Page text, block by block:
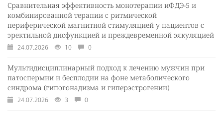
Сравнительная эффективность монотерапии иФДЭ-5 и
комбинированной терапии с ритмической
периферической магнитной стимуляцией у пациентов с
эректильной дисфункцией и преждевременной эякуляцией
24.07.2026 10 0
Мультидисциплинарный подход к лечению мужчин при
патоспермии и бесплодии на фоне метаболического
синдрома (гипогонадизма и гиперэстрогении)
24.07.2026 3 0